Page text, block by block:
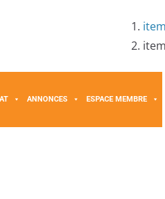
ANNONCES ESPACE MEMBRE